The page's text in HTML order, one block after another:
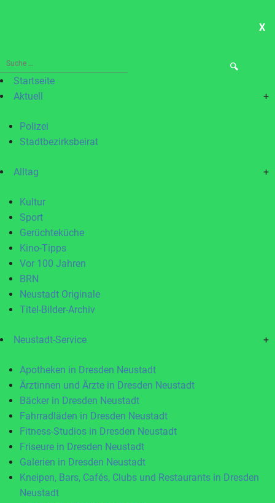
X
Suche
nach:Startseite
Aktuell
+
Polizei
Stadtbezirksbeirat
Alltag +
Kultur
Sport
Gerüchteküche
Kino-Tipps
Vor 100 Jahren
BRN
Neustadt Originale
Titel-Bilder-Archiv
Neustadt-Service +
Apotheken in Dresden Neustadt
Ärztinnen und Ärzte in Dresden Neustadt
Bäcker in Dresden Neustadt
Fahrradläden in Dresden Neustadt
Fitness-Studios in Dresden Neustadt
Friseure in Dresden Neustadt
Galerien in Dresden Neustadt
Kneipen, Bars, Cafés, Clubs und Restaurants in Dresden
Neustadt